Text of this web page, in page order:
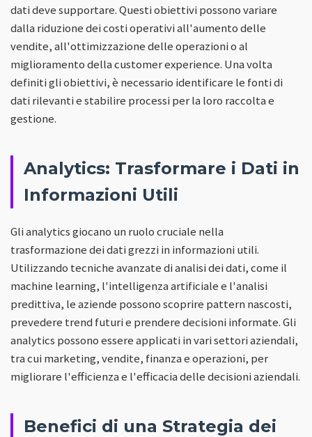
dati deve supportare. Questi obiettivi possono variare
dalla riduzione dei costi operativi all'aumento delle
vendite, all'ottimizzazione delle operazioni o al
miglioramento della customer experience. Una volta
definiti gli obiettivi, è necessario identificare le fonti di
dati rilevanti e stabilire processi per la loro raccolta e
gestione.
Analytics: Trasformare i Dati in
Informazioni Utili
Gli analytics giocano un ruolo cruciale nella
trasformazione dei dati grezzi in informazioni utili.
Utilizzando tecniche avanzate di analisi dei dati, come il
machine learning, l'intelligenza artificiale e l'analisi
predittiva, le aziende possono scoprire pattern nascosti,
prevedere trend futuri e prendere decisioni informate. Gli
analytics possono essere applicati in vari settori aziendali,
tra cui marketing, vendite, finanza e operazioni, per
migliorare l'efficienza e l'efficacia delle decisioni aziendali.
Benefici di una Strategia dei